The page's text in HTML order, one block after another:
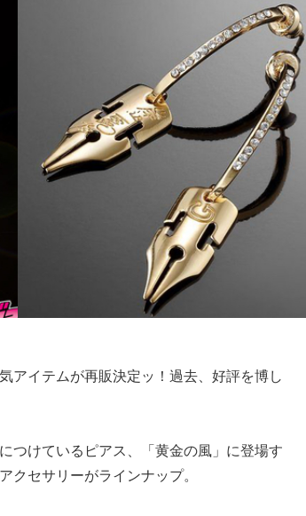
アイテムが再販決定ッ！過去、好評を博し
つけているピアス、「黄金の風」に登場す
クセサリーがラインナップ。